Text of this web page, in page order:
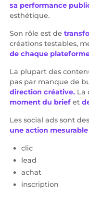
sa performance
esthétique.
Son rôle est de
créations testables,
de chaque
La plupart des
pas par manque de
direction créative. La
moment du brief et
Les social ads sont
une action mesurable
clic
lead
achat
inscription